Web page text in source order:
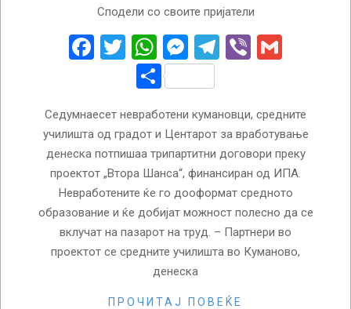
Сподели со своите пријатели
Facebook
Twitter
WhatsApp
Messenger
Telegram
Viber
Share
Седумнаесет невработени кумановци, средните
училишта од градот и Центарот за вработување
денеска потпишаа трипартитни договори преку
проектот „Втора Шанса“, финансиран од ИПА.
Невработените ќе го дооформат средното
образование и ќе добијат можност полесно да се
вклучат на пазарот на труд. – Партнери во
проектот се средните училишта во Куманово,
денеска
ПРОЧИТАЈ ПОВЕЌЕ